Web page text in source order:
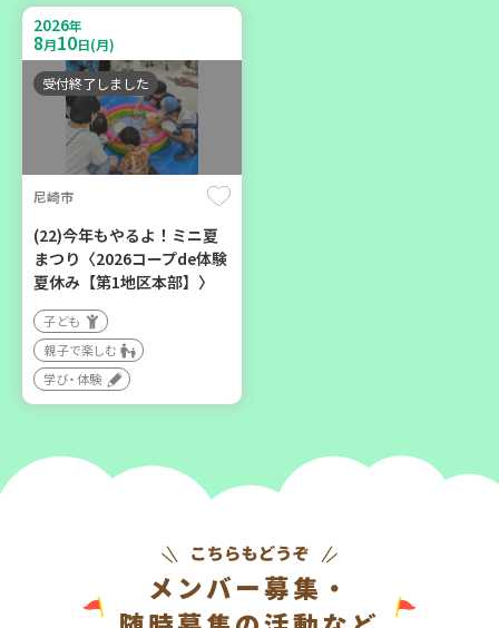
野菜を食べよう！ベジ活キ
ャンペーン【第２地区】
子ども
親子で楽しむ
学び・体験
食
2026年
8月10日(月)
受付終了しました
尼崎市
(22)今年もやるよ！ミニ夏
まつり〈2026コープde体験
夏休み【第1地区本部】〉
子ども
親子で楽しむ
学び・体験
メンバー募集・